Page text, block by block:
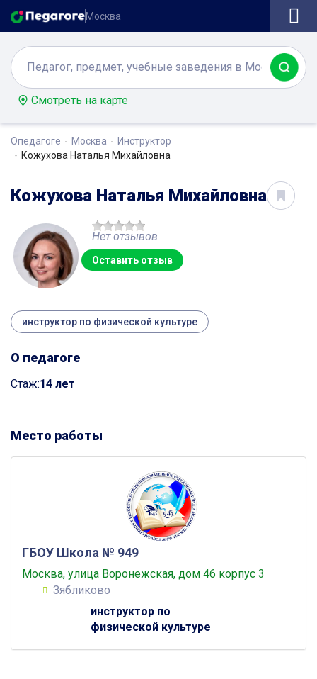
Москва
Смотреть на карте
Опедагоге Москва
Инструктор
Кожухова Наталья Михайловна
Кожухова Наталья Михайловна
Нет отзывов
Оставить отзыв
инструктор по физической культуре
О педагоге
Cтаж:14 лет
Место работы
инструктор по
физической культуре
ГБОУ Школа № 949
Москва, улица Воронежская, дом 46 корпус 3
Зябликово